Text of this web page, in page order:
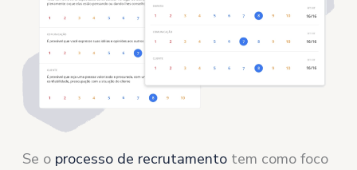
Se o processo de recrutamento tem como foco